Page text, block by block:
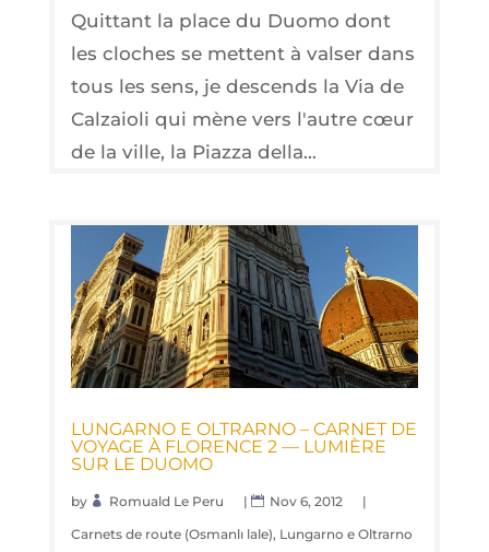
Quittant la place du Duomo dont
les cloches se mettent à valser dans
tous les sens, je descends la Via de
Calzaioli qui mène vers l'autre cœur
de la ville, la Piazza della...
LUN­GAR­NO E OLTRAR­NO – CAR­NET DE
VOYAGE À FLO­RENCE 2 — LUMIÈRE
SUR LE DUOMO
by Romuald Le Peru | Nov 6, 2012
|
Carnets de route (Osmanlı lale), Lungarno e Oltrarno